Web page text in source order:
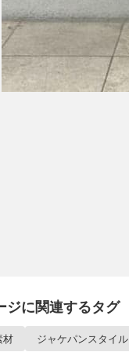
ジに関連するタグ
材 ジャケパンスタイル